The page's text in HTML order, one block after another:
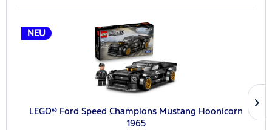
NEU
LEGO® Ford Speed Champions Mustang Hoonicorn
1965